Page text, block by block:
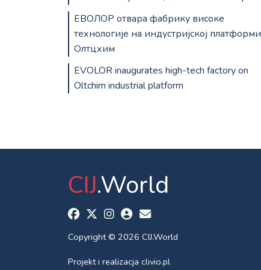
ЕВОЛОР отвара фабрику високе
технологије на индустријској платформи
Олтцхим
EVOLOR inaugurates high-tech factory on
Oltchim industrial platform
CIJ.World
Copyright © 2026 CIJ.World
Projekt i realizacja clivio.pl